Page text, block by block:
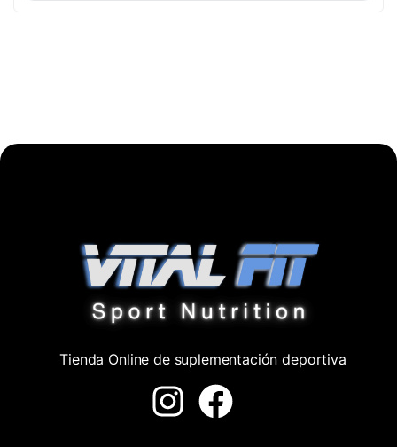
Tienda Online de suplementación deportiva